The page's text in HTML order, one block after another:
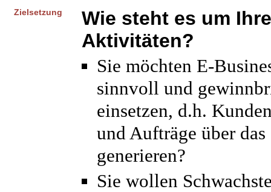
Zielsetzung
Wie steht es um
Aktivitäten?
Sie möchten E-
sinnvoll und
einsetzen, d.h.
und Aufträge über
generieren?
Sie wollen